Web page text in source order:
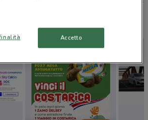
provare
Accetto